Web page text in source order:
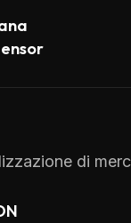
di